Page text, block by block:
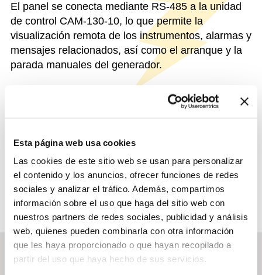
Esta página web usa cookies
Las cookies de este sitio web se usan para personalizar
el contenido y los anuncios, ofrecer funciones de redes
sociales y analizar el tráfico. Además, compartimos
información sobre el uso que haga del sitio web con
nuestros partners de redes sociales, publicidad y análisis
web, quienes pueden combinarla con otra información
que les haya proporcionado o que hayan recopilado a
partir del uso que haya hecho de sus servicios.
El panel se conecta mediante RS-485 a la unidad
de control CAM-130-10, lo que permite la
visualización remota de los instrumentos, alarmas y
mensajes relacionados, así como el arranque y la
parada manuales del generador.
DATOS DE IDENTIFICACIÓN